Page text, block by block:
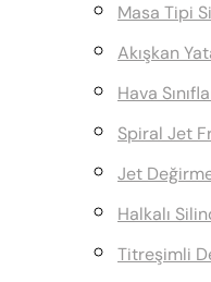
Masa Tipi
Akışkan
Hava
Spiral Jet
Jet
Halkalı
Titreşimli